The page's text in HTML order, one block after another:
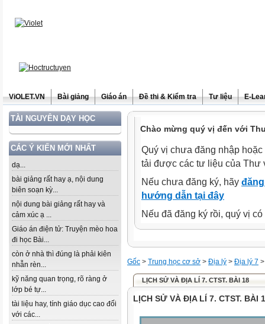
ViOLET.VN Bài giảng Giáo án Đề thi & Kiểm tra Tư liệu E-
TÀI NGUYÊN DẠY HỌC
CÁC Ý KIẾN MỚI NHẤT
dạ...
bài giảng rất hay ạ, nội dung
biên soạn kỳ...
nội dung bài giảng rất hay và
cảm xúc ạ ...
Giáo án điện tử: Truyện mèo hoa
đi học Bài...
còn ở nhà thì đúng là phải kiên
nhẫn rèn...
kỹ năng quan trọng, rõ ràng ở
lớp bé tự...
tài liệu hay, tính giáo dục cao đối
với các...
Chào mừng quý vị đến với
Quý vị chưa đăng nhập
tải được các tư liệu của Thư
Nếu chưa đăng ký, hãy
hướng dẫn tại đây
Nếu đã đăng ký rồi, quý vị
Gốc > Trung học cơ sở > Địa lý > Địa lý 7 >
LỊCH SỬ VÀ ĐỊA LÍ 7. CTST. BÀI 18
LỊCH SỬ VÀ ĐỊA LÍ 7. CTST. BÀI